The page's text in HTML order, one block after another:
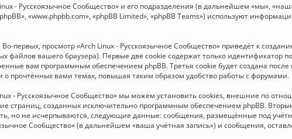
- Русскоязычное Сообщество» и его подразделения (в дальнейшем «мы»,
«www.phpbb.com», «phpBB Limited», «phpBB Teams») используют
первых, просмотр «Arch Linux - Русскоязычное Сообщество» приведёт к
файлов вашего браузера). Первые две cookie содержат только
вам программным обеспечением phpBB. Третья cookie будет создана
прочтённых вами темах, повышая таким образом удобство работы с форумами.
- Русскоязычное Сообщество» мы можем установить cookies, внешние по
страниц, созданных исключительно программным обеспечением phpBB.
но не исчерпываются, следующие данные: сообщения, размещённые под
Сообщество» (в дальнейшем «ваша учётная запись») и сообщения,